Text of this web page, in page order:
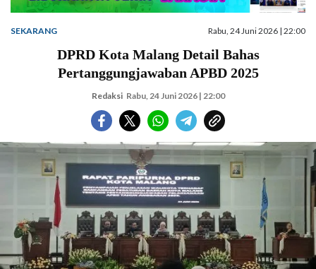
SEKARANG Rabu, 24 Juni 2026 | 22:00
DPRD Kota Malang Detail Bahas
Pertanggungjawaban APBD 2025
Redaksi Rabu, 24 Juni 2026 | 22:00